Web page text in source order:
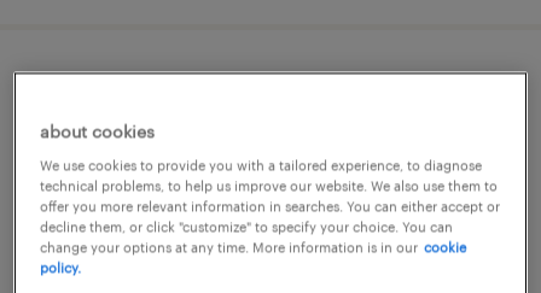
english only ok! it infrastructure project
manager (professional haken/dispatch)
東京23区, 東京都
contract
¥4,500,000 - ¥6,300,000 per year, 年収450 ～
630万円
about cookies
We use cookies to provide you with a tailored experience, to diagnose
technical problems, to help us improve our website. We also use them to
offer you more relevant information in searches. You can either accept or
decline them, or click "customize" to specify your choice. You can
change your options at any time. More information is in our cookie
policy.